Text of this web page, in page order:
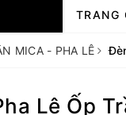
TRANG
MICA - PHA LÊ
Lê Ốp